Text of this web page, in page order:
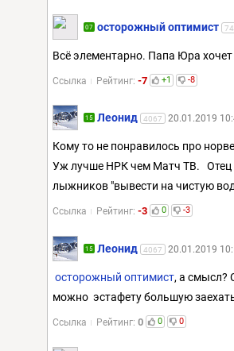
07 осторожный оптимист
Всё элементарно. Папа Юра
Ссылка Рейтинг: -7 +1 -8
15 Леонид 4067 20.01.2019
Кому то не понравилось про
Уж лучше НРК чем Матч ТВ. Отец
лыжников "вывести на чистую
Ссылка Рейтинг: -3 0 -3
15 Леонид 4067 20.01.2019
осторожный оптимист, а смысл?
можно эстафету большую
Ссылка Рейтинг: 0 0 0